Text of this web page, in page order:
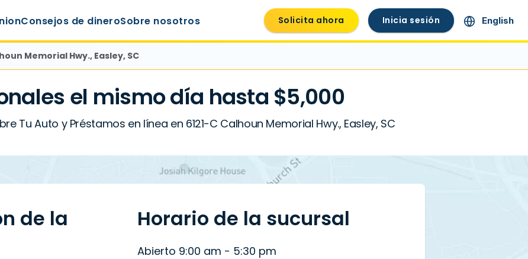
Consejos de dineroSobre nosotros Solicita ahora Inicia sesión English
Memorial Hwy., Easley, SC
el mismo día hasta $5,000
Tu Auto y Préstamos en línea en 6121-C Calhoun Memorial Hwy., Easley, SC
de la
Horario de la sucursal
Abierto 9:00 am - 5:30 pm